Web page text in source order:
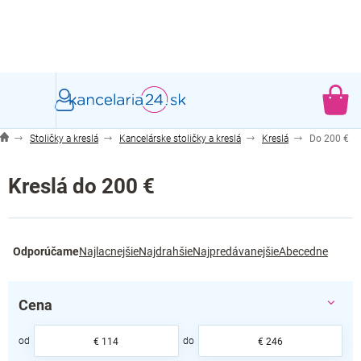
Stoličky a kreslá Kancelárske stoličky a kreslá Kreslá Do 200 €
Kreslá do 200 €
a
n
e
OdporúčameNajlacnejšieNajdrahšieNajpredávanejšieAbecedne
Cena
€ 114 € 246